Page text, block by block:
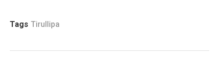
Tags Tirullipa